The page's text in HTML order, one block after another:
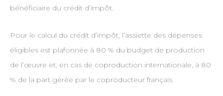
bénéficiaire du crédit d’impôt.
Pour le calcul du crédit d’impôt, l’assiette des dépenses
éligibles est plafonnée à 80 % du budget de production
de l’œuvre et, en cas de coproduction internationale, à 80
% de la part gérée par le coproducteur français.